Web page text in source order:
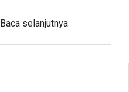
Baca selanjutnya